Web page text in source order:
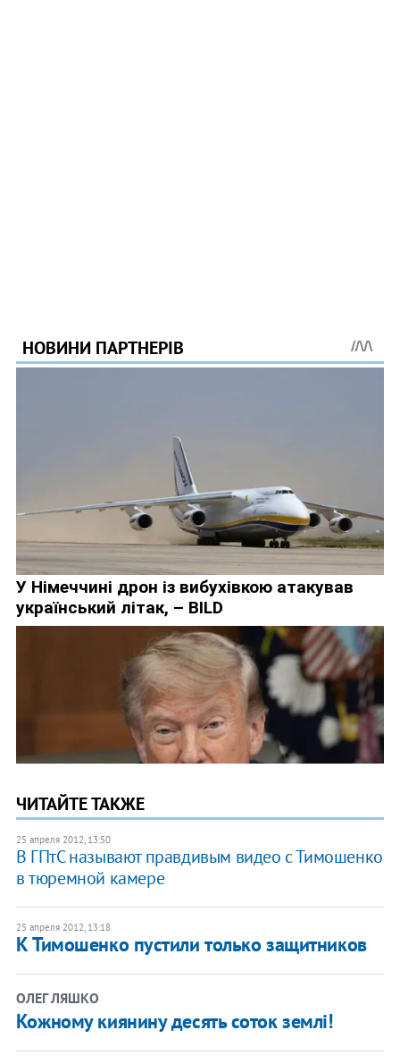
ЧИТАЙТЕ ТАКЖЕ
25 апреля 2012, 13:50
В ГПтС называют правдивым видео с Тимошенко
в тюремной камере
25 апреля 2012, 13:18
К Тимошенко пустили только защитников
ОЛЕГ ЛЯШКО
Кожному киянину десять соток землі!